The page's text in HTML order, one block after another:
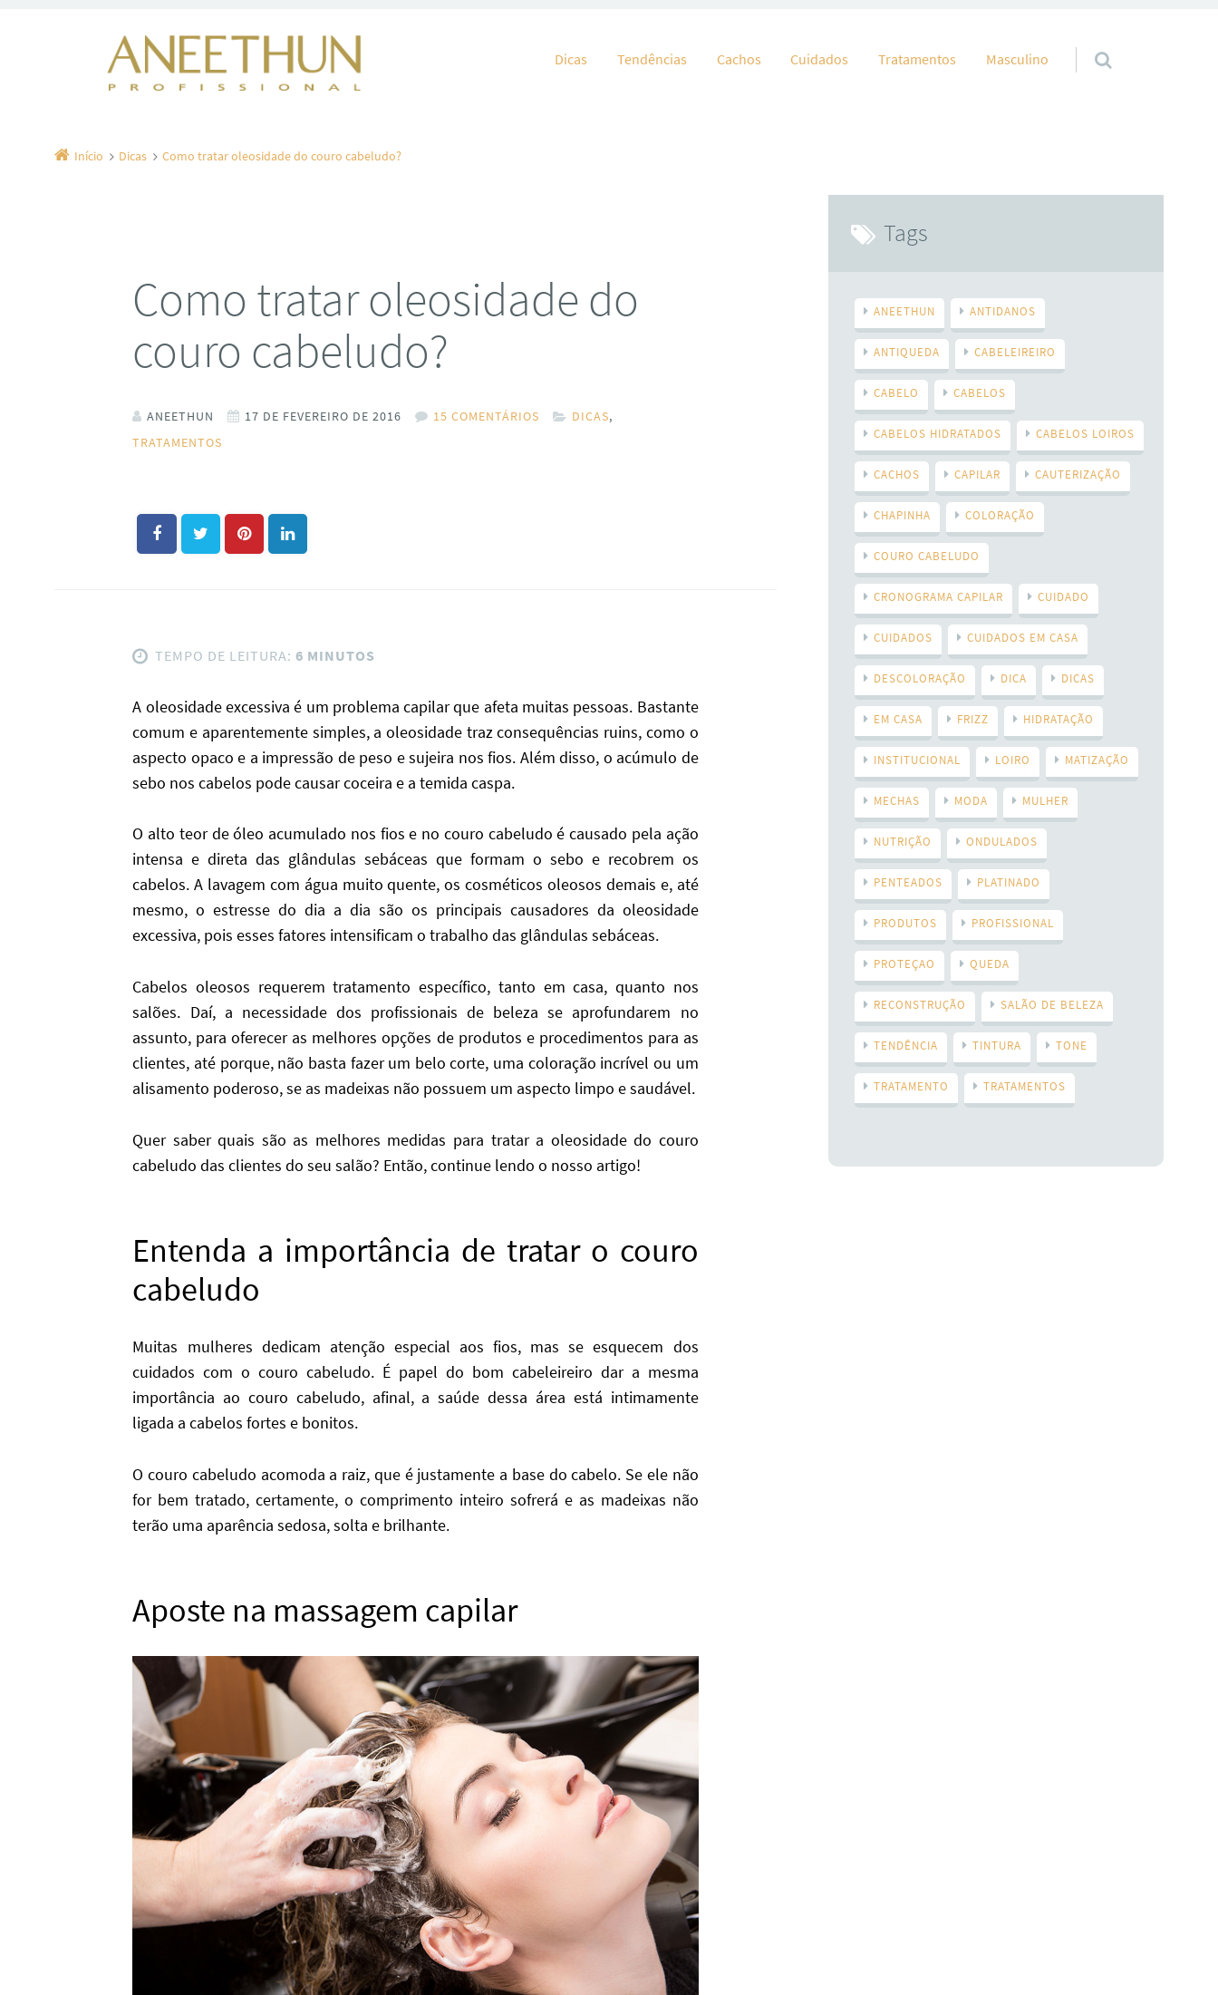
Pular para o conteúdo
Dicas Tendências Cachos Cuidados Tratamentos Masculino
Início Dicas Como tratar oleosidade do couro cabeludo?
Como tratar oleosidade do
couro cabeludo?
ANEETHUN 17 DE FEVEREIRO DE 2016 15 COMENTÁRIOS DICAS,
TRATAMENTOS
TEMPO DE LEITURA: 6 MINUTOS
A oleosidade excessiva é um problema capilar que afeta muitas pessoas. Bastante
comum e aparentemente simples, a oleosidade traz consequências ruins, como o
aspecto opaco e a impressão de peso e sujeira nos fios. Além disso, o acúmulo de
sebo nos cabelos pode causar coceira e a temida caspa.
O alto teor de óleo acumulado nos fios e no couro cabeludo é causado pela ação
intensa e direta das glândulas sebáceas que formam o sebo e recobrem os
cabelos. A lavagem com água muito quente, os cosméticos oleosos demais e, até
mesmo, o estresse do dia a dia são os principais causadores da oleosidade
excessiva, pois esses fatores intensificam o trabalho das glândulas sebáceas.
Cabelos oleosos requerem tratamento específico, tanto em casa, quanto nos
salões. Daí, a necessidade dos profissionais de beleza se aprofundarem no
assunto, para oferecer as melhores opções de produtos e procedimentos para as
clientes, até porque, não basta fazer um belo corte, uma coloração incrível ou um
alisamento poderoso, se as madeixas não possuem um aspecto limpo e saudável.
Quer saber quais são as melhores medidas para tratar a oleosidade do couro
cabeludo das clientes do seu salão? Então, continue lendo o nosso artigo!
Entenda a importância de tratar o couro
cabeludo
Muitas mulheres dedicam atenção especial aos fios, mas se esquecem dos
cuidados com o couro cabeludo. É papel do bom cabeleireiro dar a mesma
importância ao couro cabeludo, afinal, a saúde dessa área está intimamente
ligada a cabelos fortes e bonitos.
O couro cabeludo acomoda a raiz, que é justamente a base do cabelo. Se ele não
for bem tratado, certamente, o comprimento inteiro sofrerá e as madeixas não
terão uma aparência sedosa, solta e brilhante.
Aposte na massagem capilar
Tags
ANEETHUN ANTIDANOS
ANTIQUEDA CABELEIREIRO
CABELO CABELOS
CABELOS HIDRATADOS CABELOS LOIROS
CACHOS CAPILAR CAUTERIZAÇÃO
CHAPINHA COLORAÇÃO
COURO CABELUDO
CRONOGRAMA CAPILAR CUIDADO
CUIDADOS CUIDADOS EM CASA
DESCOLORAÇÃO DICA DICAS
EM CASA FRIZZ HIDRATAÇÃO
INSTITUCIONAL LOIRO MATIZAÇÃO
MECHAS MODA MULHER
NUTRIÇÃO ONDULADOS
PENTEADOS PLATINADO
PRODUTOS PROFISSIONAL
PROTEÇAO QUEDA
RECONSTRUÇÃO SALÃO DE BELEZA
TENDÊNCIA TINTURA TONE
TRATAMENTO TRATAMENTOS